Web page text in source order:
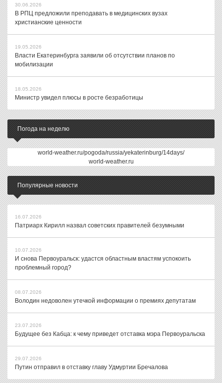
30.06.2026
В РПЦ предложили преподавать в медицинских вузах
христианские ценности
19.05.2026
Власти Екатеринбурга заявили об отсутствии планов по
мобилизации
18.05.2026
Министр увидел плюсы в росте безработицы
Погода на неделю
world-weather.ru/pogoda/russia/yekaterinburg/14days/
world-weather.ru
Популярные новости
16.07.2026
Патриарх Кирилл назвал советских правителей безумными
10.07.2026
И снова Первоуральск: удастся областным властям успокоить
проблемный город?
08.07.2026
Володин недоволен утечкой информации о премиях депутатам
23.07.2026
Будущее без Кабца: к чему приведет отставка мэра Первоуральска
29.07.2026
Путин отправил в отставку главу Удмуртии Бречалова